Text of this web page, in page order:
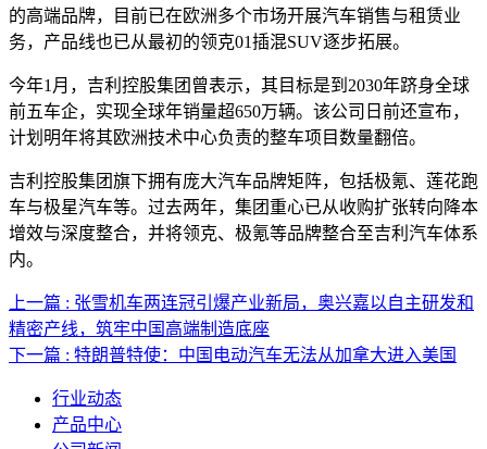
的高端品牌，目前已在欧洲多个市场开展汽车销售与租赁业
务，产品线也已从最初的领克01插混SUV逐步拓展。
今年1月，吉利控股集团曾表示，其目标是到2030年跻身全球
前五车企，实现全球年销量超650万辆。该公司日前还宣布，
计划明年将其欧洲技术中心负责的整车项目数量翻倍。
吉利控股集团旗下拥有庞大汽车品牌矩阵，包括极氪、莲花跑
车与极星汽车等。过去两年，集团重心已从收购扩张转向降本
增效与深度整合，并将领克、极氪等品牌整合至吉利汽车体系
内。
上一篇 : 张雪机车两连冠引爆产业新局，奥兴嘉以自主研发和
精密产线，筑牢中国高端制造底座
下一篇 : 特朗普特使：中国电动汽车无法从加拿大进入美国
行业动态
产品中心